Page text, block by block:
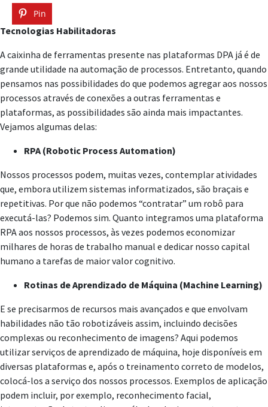
Pin
Tecnologias Habilitadoras
A caixinha de ferramentas presente nas plataformas DPA já é de
grande utilidade na automação de processos. Entretanto, quando
pensamos nas possibilidades do que podemos agregar aos nossos
processos através de conexões a outras ferramentas e
plataformas, as possibilidades são ainda mais impactantes.
Vejamos algumas delas:
RPA (Robotic Process Automation)
Nossos processos podem, muitas vezes, contemplar atividades
que, embora utilizem sistemas informatizados, são braçais e
repetitivas. Por que não podemos “contratar” um robô para
executá-las? Podemos sim. Quanto integramos uma plataforma
RPA aos nossos processos, às vezes podemos economizar
milhares de horas de trabalho manual e dedicar nosso capital
humano a tarefas de maior valor cognitivo.
Rotinas de Aprendizado de Máquina (Machine Learning)
E se precisarmos de recursos mais avançados e que envolvam
habilidades não tão robotizáveis assim, incluindo decisões
complexas ou reconhecimento de imagens? Aqui podemos
utilizar serviços de aprendizado de máquina, hoje disponíveis em
diversas plataformas e, após o treinamento correto de modelos,
colocá-los a serviço dos nossos processos. Exemplos de aplicação
podem incluir, por exemplo, reconhecimento facial,